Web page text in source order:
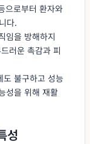
으로부터 환자와
다.
임을 방해하지
러운 촉감과 피
도 불구하고 성능
성을 위해 재활
성